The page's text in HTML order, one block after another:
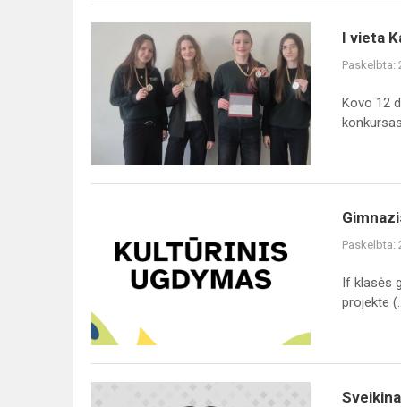
Kauno
miesto
ugdymo
įstaigų
pilietinio
kultūrinio...
I vieta
Paskelbta:
Kovo 12
„Kūrybinių
jungčių“
mokinių...
Paskelbta:
If klasės
projekte